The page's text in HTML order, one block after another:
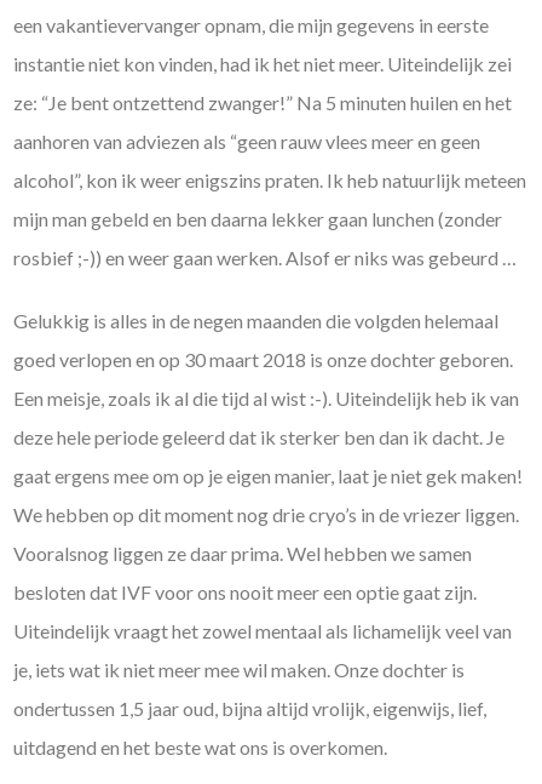
een vakantievervanger opnam, die mijn gegevens in eerste
instantie niet kon vinden, had ik het niet meer. Uiteindelijk zei
ze: “Je bent ontzettend zwanger!” Na 5 minuten huilen en het
aanhoren van adviezen als “geen rauw vlees meer en geen
alcohol”, kon ik weer enigszins praten. Ik heb natuurlijk meteen
mijn man gebeld en ben daarna lekker gaan lunchen (zonder
rosbief ;-)) en weer gaan werken. Alsof er niks was gebeurd …
Gelukkig is alles in de negen maanden die volgden helemaal
goed verlopen en op 30 maart 2018 is onze dochter geboren.
Een meisje, zoals ik al die tijd al wist :-). Uiteindelijk heb ik van
deze hele periode geleerd dat ik sterker ben dan ik dacht. Je
gaat ergens mee om op je eigen manier, laat je niet gek maken!
We hebben op dit moment nog drie cryo’s in de vriezer liggen.
Vooralsnog liggen ze daar prima. Wel hebben we samen
besloten dat IVF voor ons nooit meer een optie gaat zijn.
Uiteindelijk vraagt het zowel mentaal als lichamelijk veel van
je, iets wat ik niet meer mee wil maken. Onze dochter is
ondertussen 1,5 jaar oud, bijna altijd vrolijk, eigenwijs, lief,
uitdagend en het beste wat ons is overkomen.